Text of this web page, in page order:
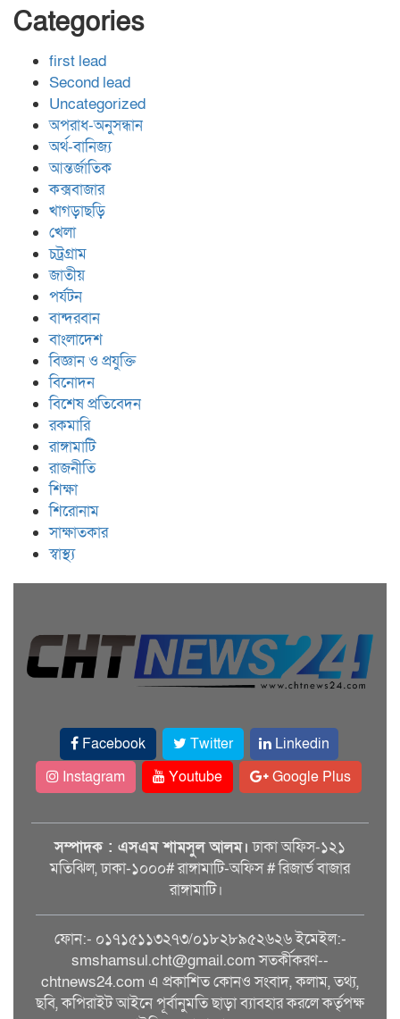
Categories
first lead
Second lead
Uncategorized
অপরাধ-অনুসন্ধান
অর্থ-বানিজ্য
আন্তর্জাতিক
কক্সবাজার
খাগড়াছড়ি
খেলা
চট্রগ্রাম
জাতীয়
পর্যটন
বান্দরবান
বাংলাদেশ
বিজ্ঞান ও প্রযুক্তি
বিনোদন
বিশেষ প্রতিবেদন
রকমারি
রাঙ্গামাটি
রাজনীতি
শিক্ষা
শিরোনাম
সাক্ষাতকার
স্বাস্থ্য
Facebook Twitter
Linkedin
Instagram
Youtube Google Plus
সম্পাদক : এসএম শামসুল আলম। ঢাকা অফিস-১২১
মতিঝিল, ঢাকা-১০০০# রাঙ্গামাটি-অফিস # রিজার্ভ বাজার
রাঙ্গামাটি।
ফোন:- ০১৭১৫১১৩২৭৩/০১৮২৮৯৫২৬২৬ ইমেইল:-
smshamsul.cht@gmail.com সতর্কীকরণ--
chtnews24.com এ প্রকাশিত কোনও সংবাদ, কলাম, তথ্য,
ছবি, কপিরাইট আইনে পূর্বানুমতি ছাড়া ব্যাবহার করলে কর্তৃপক্ষ